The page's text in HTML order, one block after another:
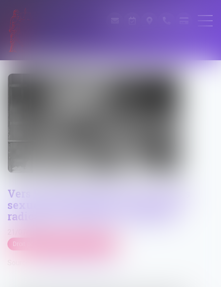
Vers l’imprescriptibilité des crimes
sexuels sur mineurs ? La position
radicale du Parlement européen
Droit pénal